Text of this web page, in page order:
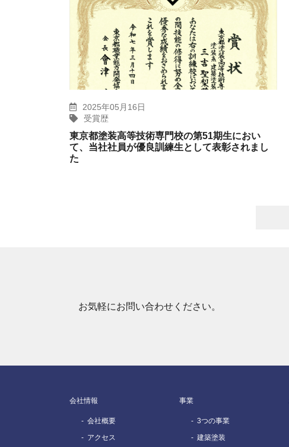
2025年05月16日
受賞歴
東京都塗装高等技術専門校の第51期生におい
て、当社社員が優良訓練生として表彰されまし
た
お気軽にお問い合わせください。
会社情報
会社概要
アクセス
事業
3つの事業
建築塗装